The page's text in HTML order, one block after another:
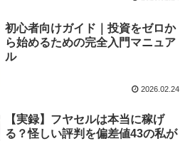
初心者向けガイド｜投資をゼロか
ら始めるための完全入門マニュア
ル
2026.02.24
【実録】フヤセルは本当に稼げ
る？怪しい評判を偏差値43の私が